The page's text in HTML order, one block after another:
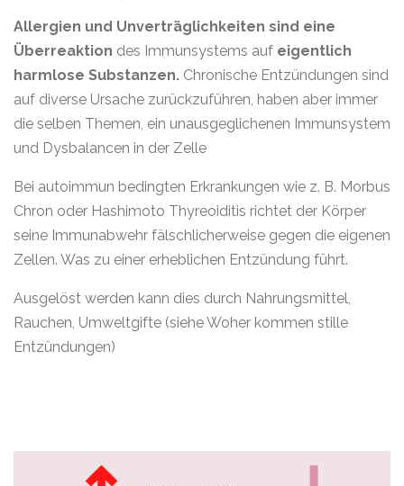
Allergien und Unverträglichkeiten sind eine
Überreaktion des Immunsystems auf eigentlich
harmlose Substanzen. Chronische Entzündungen sind
auf diverse Ursache zurückzuführen, haben aber immer
die selben Themen, ein unausgeglichenen Immunsystem
und Dysbalancen in der Zelle
Bei autoimmun bedingten Erkrankungen wie z. B. Morbus
Chron oder Hashimoto Thyreoiditis richtet der Körper
seine Immunabwehr fälschlicherweise gegen die eigenen
Zellen. Was zu einer erheblichen Entzündung führt.
Ausgelöst werden kann dies durch Nahrungsmittel,
Rauchen, Umweltgifte (siehe Woher kommen stille
Entzündungen)